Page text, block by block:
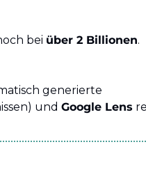
bei über 2 Billionen.
generierte
und Google Lens